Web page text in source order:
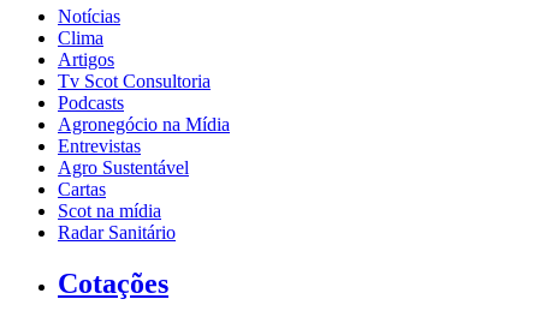
Notícias
Clima
Artigos
Tv Scot Consultoria
Podcasts
Agronegócio na Mídia
Entrevistas
Agro Sustentável
Cartas
Scot na mídia
Radar Sanitário
Cotações